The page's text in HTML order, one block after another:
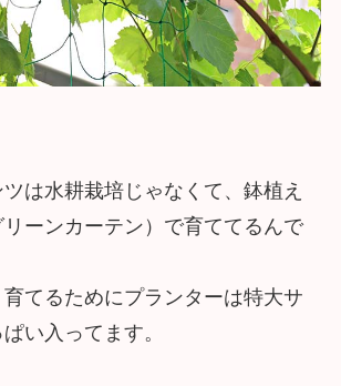
は水耕栽培じゃなくて、鉢植え
ーンカーテン）で育ててるんで
育てるためにプランターは特大サ
い入ってます。